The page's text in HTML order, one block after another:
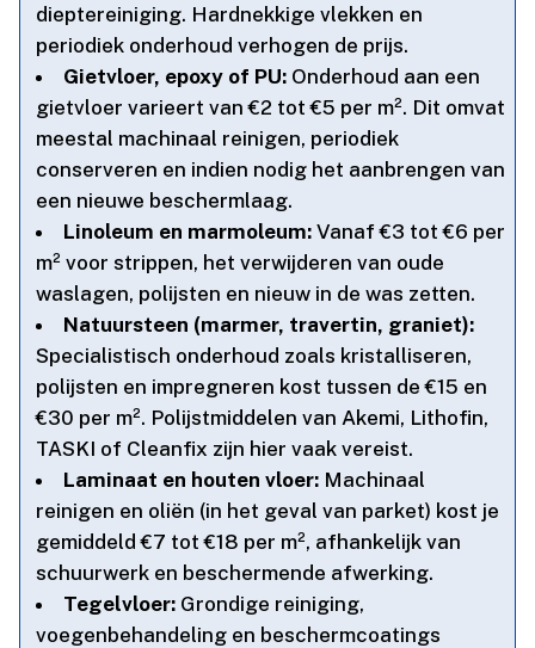
dieptereiniging.​ Hardnekkige vlekken en
periodiek onderhoud verhogen de prijs.​
Gietvloer, epoxy of PU: Onderhoud aan een
gietvloer varieert van €2 tot €5 per m².​ Dit omvat
meestal machinaal reinigen, periodiek
conserveren en indien nodig het aanbrengen van
een nieuwe beschermlaag.​
Linoleum en marmoleum: Vanaf €3 tot €6 per
m² voor strippen, het verwijderen van oude
waslagen, polijsten en nieuw in de was zetten.​
Natuursteen (marmer, travertin, graniet):
Specialistisch onderhoud zoals kristalliseren,
polijsten en impregneren kost tussen de €15 en
€30 per m².​ Polijstmiddelen van Akemi, Lithofin,
TASKI of Cleanfix zijn hier vaak vereist.​
Laminaat en houten vloer: Machinaal
reinigen en oliën (in het geval van parket) kost je
gemiddeld €7 tot €18 per m², afhankelijk van
schuurwerk en beschermende afwerking.​
Tegelvloer: Grondige reiniging,
voegenbehandeling en beschermcoatings